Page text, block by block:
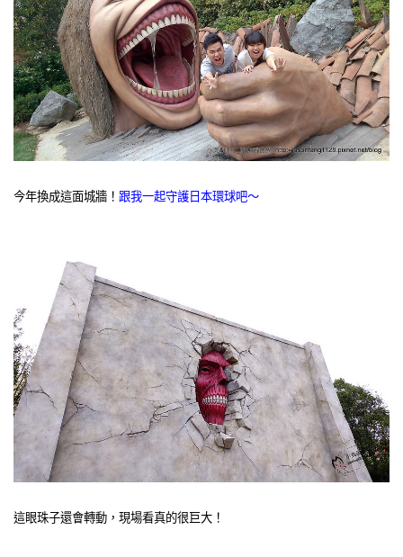
今年換成這面城牆！ 跟我一起守護日本環球吧～
這眼珠子還會轉動，現場看真的很巨大！